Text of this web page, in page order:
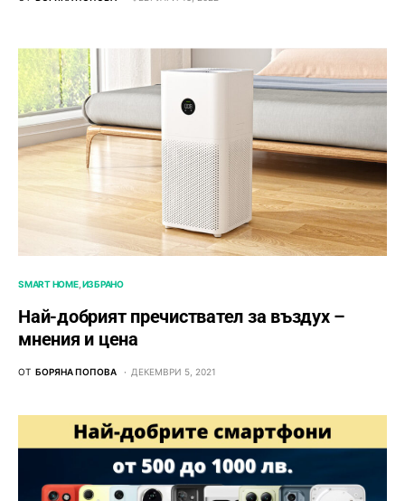
SMART HOME ИЗБРАНО
Най-добрият пречиствател за въздух –
мнения и цена
ОТ БОРЯНА ПОПОВА ДЕКЕМВРИ 5, 2021